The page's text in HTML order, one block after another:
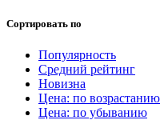
Сортировать по
Популярность
Средний рейтинг
Новизна
Цена: по возрастанию
Цена: по убыванию